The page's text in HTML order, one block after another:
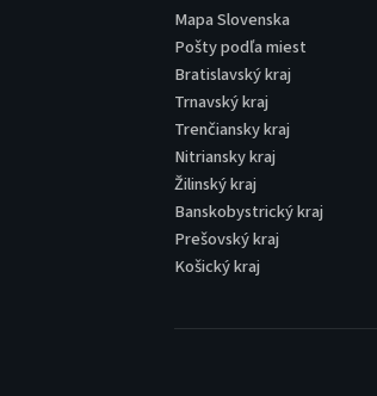
Mapa Slovenska
Pošty podľa miest
Bratislavský kraj
Trnavský kraj
Trenčiansky kraj
Nitriansky kraj
Žilinský kraj
Banskobystrický kraj
Prešovský kraj
Košický kraj